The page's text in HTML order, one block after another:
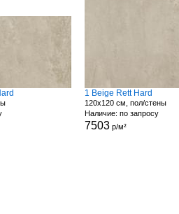
1 Beige Rett Hard
120x120 см, пол/стены
Наличие: по запросу
7503р/м²